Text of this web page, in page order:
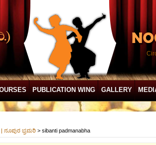
PUBLICATION WING GALLERY
| ನೂಪುರ ಭ್ರಮರಿ > sibanti padmanabha